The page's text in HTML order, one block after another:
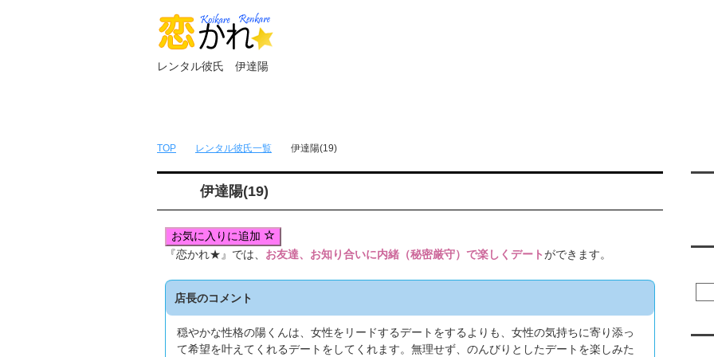
レンタル彼氏 伊達陽
TOP レンタル彼氏一覧 伊達陽(19)
伊達陽(19)
お気に入りに追加
『恋かれ★』では、 お友達、お知り合いに内緒（秘密厳守）で楽しくデートができます。
店長のコメント
穏やかな性格の陽くんは、女性をリードするデートをするよりも、女性の気持ちに寄り添っ
て希望を叶えてくれるデートをしてくれます。無理せず、のんびりとしたデートを楽しみた